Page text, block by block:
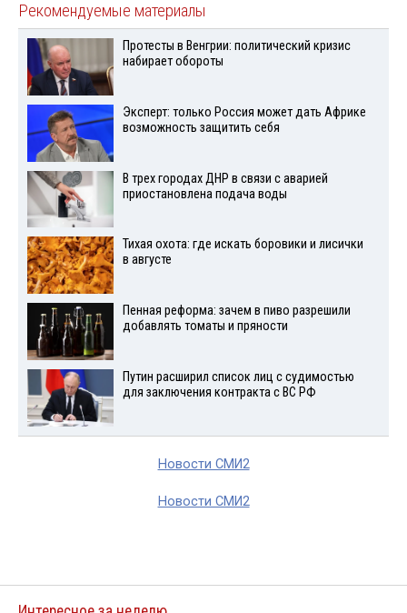
Рекомендуемые материалы
Протесты в Венгрии: политический кризис
набирает обороты
Эксперт: только Россия может дать Африке
возможность защитить себя
В трех городах ДНР в связи с аварией
приостановлена подача воды
Тихая охота: где искать боровики и лисички
в августе
Пенная реформа: зачем в пиво разрешили
добавлять томаты и пряности
Путин расширил список лиц с судимостью
для заключения контракта с ВС РФ
Новости СМИ2
Новости СМИ2